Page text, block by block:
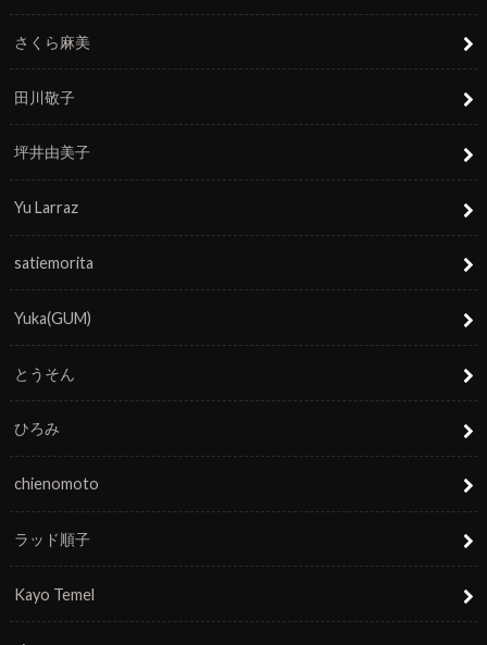
さくら麻美
田川敬子
坪井由美子
Yu Larraz
satiemorita
Yuka(GUM)
とうそん
ひろみ
chienomoto
ラッド順子
Kayo Temel